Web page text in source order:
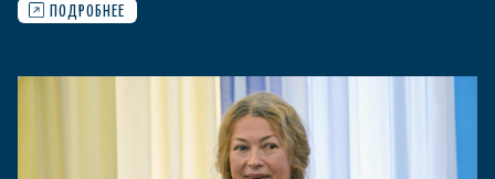
ПОДРОБНЕЕ